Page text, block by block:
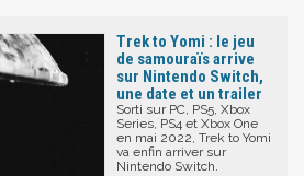
Trek to Yomi : le jeu
de samouraïs arrive
sur Nintendo Switch,
une date et un trailer
Sorti sur PC, PS5, Xbox
Series, PS4 et Xbox One
en mai 2022, Trek to Yomi
va enfin arriver sur
Nintendo Switch.